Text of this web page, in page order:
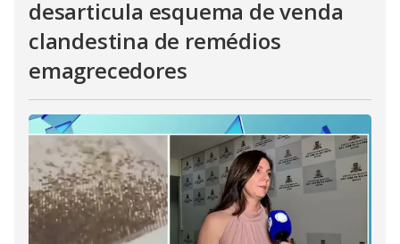
desarticula esquema de venda
clandestina de remédios
emagrecedores